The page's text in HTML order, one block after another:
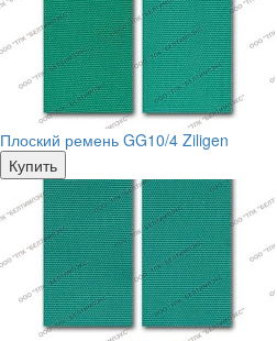
Плоский ремень GG10/4 Ziligen
Купить